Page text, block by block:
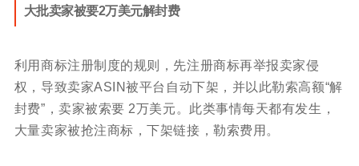
大批卖家被要2万美元解封费
利用商标注册制度的规则，先注册商标再举报卖家侵
权，导致卖家ASIN被平台自动下架，并以此勒索高额“解
封费”，卖家被索要 2万美元。此类事情每天都有发生，
大量卖家被抢注商标，下架链接，勒索费用。